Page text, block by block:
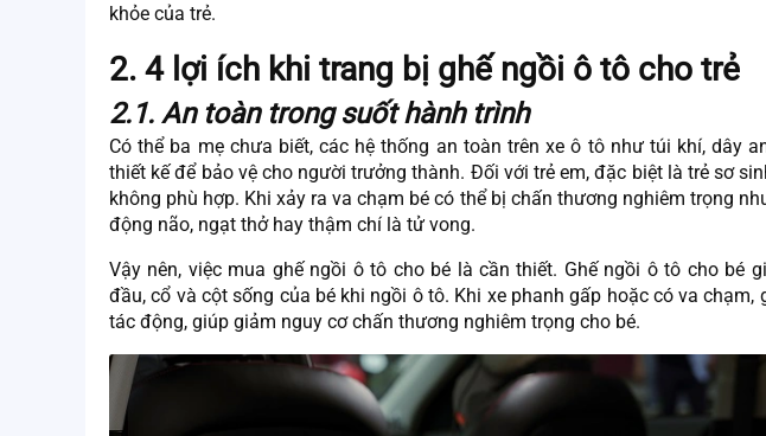
khỏe của trẻ.
2. 4 lợi ích khi trang bị ghế ngồi ô tô cho trẻ
2.1. An toàn trong suốt hành trình
Có thể ba mẹ chưa biết, các hệ thống an toàn trên xe ô tô như túi khí, dây
thiết kế để bảo vệ cho người trưởng thành. Đối với trẻ em, đặc biệt là trẻ sơ
không phù hợp. Khi xảy ra va chạm bé có thể bị chấn thương nghiêm trọng
động não, ngạt thở hay thậm chí là tử vong.
Vậy nên, việc mua ghế ngồi ô tô cho bé là cần thiết. Ghế ngồi ô tô cho bé
đầu, cổ và cột sống của bé khi ngồi ô tô. Khi xe phanh gấp hoặc có va chạm,
tác động, giúp giảm nguy cơ chấn thương nghiêm trọng cho bé.